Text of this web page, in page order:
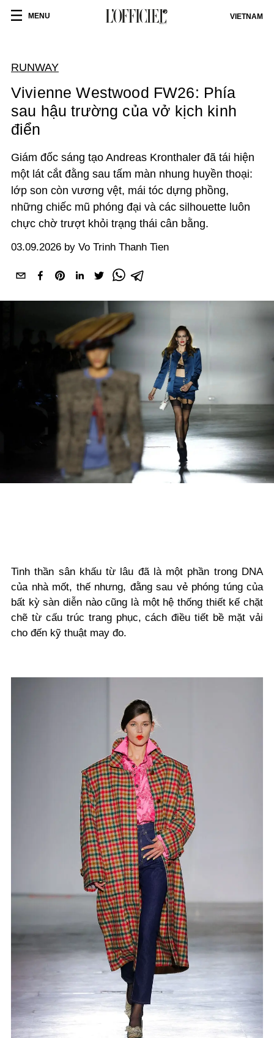
MENU VIETNAM
RUNWAY
Vivienne Westwood FW26: Phía
sau hậu trường của vở kịch kinh
điển
Giám đốc sáng tạo Andreas Kronthaler đã tái hiện
một lát cắt đằng sau tấm màn nhung huyền thoại:
lớp son còn vương vệt, mái tóc dựng phồng,
những chiếc mũ phóng đại và các silhouette luôn
chực chờ trượt khỏi trạng thái cân bằng.
03.09.2026 by Vo Trinh Thanh Tien
Tinh thần sân khấu từ lâu đã là một phần trong DNA
của nhà mốt, thế nhưng, đằng sau vẻ phóng túng của
bất kỳ sàn diễn nào cũng là một hệ thống thiết kế chặt
chẽ từ cấu trúc trang phục, cách điều tiết bề mặt vải
cho đến kỹ thuật may đo.